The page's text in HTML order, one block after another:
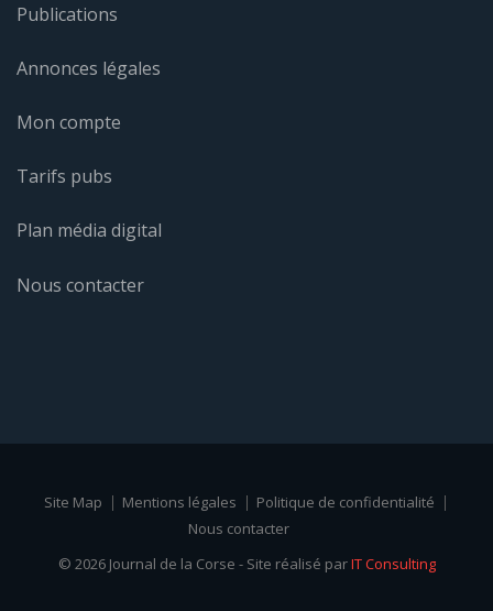
Publications
Annonces légales
Mon compte
Tarifs pubs
Plan média digital
Nous contacter
Site Map Mentions légales
Politique de confidentialité
Nous contacter
© 2026 Journal de la Corse - Site réalisé parIT Consulting